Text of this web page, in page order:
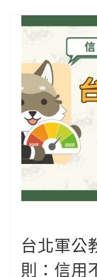
代書貸款
銀行貸款
其他貸款
申貸Q&A
久通專欄
時事解析
生活理財
台北軍公
則：信用